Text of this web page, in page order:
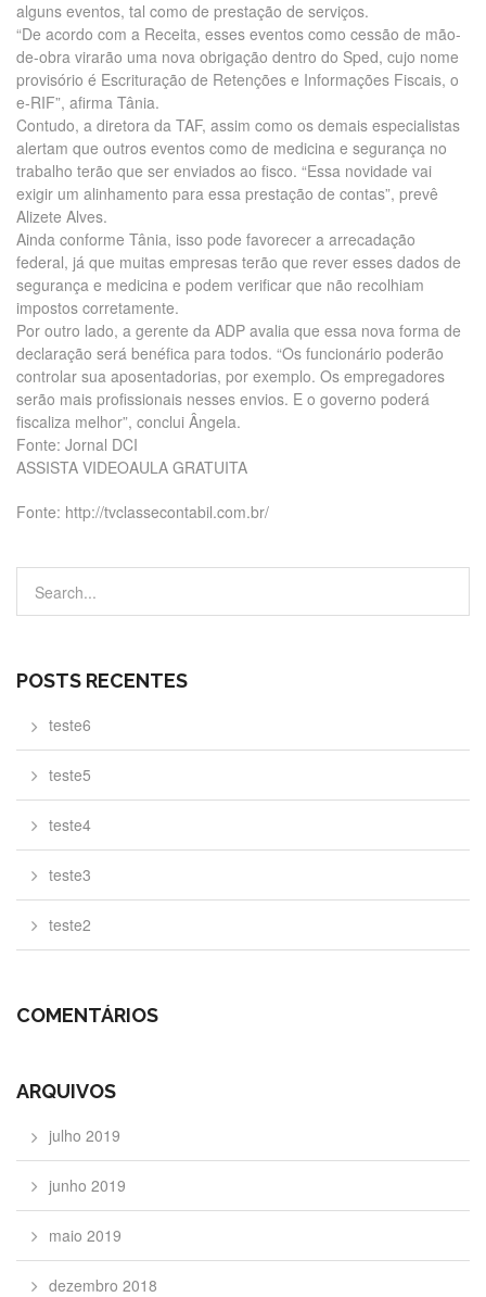
alguns eventos, tal como de prestação de serviços.
“De acordo com a Receita, esses eventos como cessão de mão-
de-obra virarão uma nova obrigação dentro do Sped, cujo nome
provisório é Escrituração de Retenções e Informações Fiscais, o
e-RIF”, afirma Tânia.
Contudo, a diretora da TAF, assim como os demais especialistas
alertam que outros eventos como de medicina e segurança no
trabalho terão que ser enviados ao fisco. “Essa novidade vai
exigir um alinhamento para essa prestação de contas”, prevê
Alizete Alves.
Ainda conforme Tânia, isso pode favorecer a arrecadação
federal, já que muitas empresas terão que rever esses dados de
segurança e medicina e podem verificar que não recolhiam
impostos corretamente.
Por outro lado, a gerente da ADP avalia que essa nova forma de
declaração será benéfica para todos. “Os funcionário poderão
controlar sua aposentadorias, por exemplo. Os empregadores
serão mais profissionais nesses envios. E o governo poderá
fiscaliza melhor”, conclui Ângela.
Fonte: Jornal DCI
ASSISTA VIDEOAULA GRATUITA
Fonte: http://tvclassecontabil.com.br/
POSTS RECENTES
teste6
teste5
teste4
teste3
teste2
COMENTÁRIOS
ARQUIVOS
julho 2019
junho 2019
maio 2019
dezembro 2018